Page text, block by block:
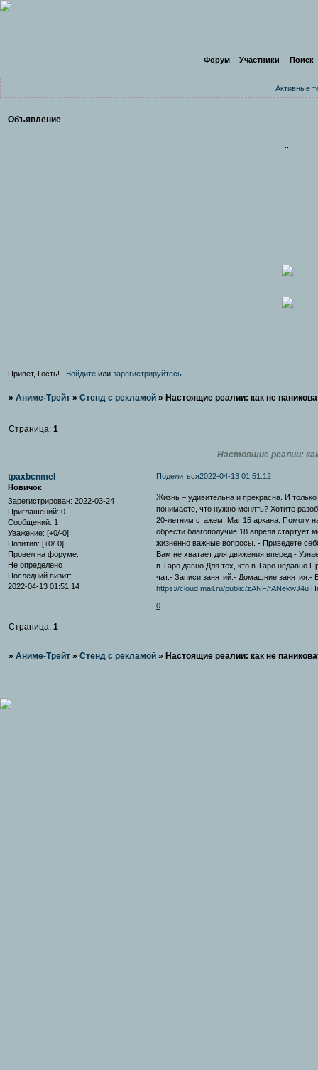
Форум Участники Поиск
Активные
Объявление
Привет, Гость! Войдитеили зарегистрируйтесь.
»Аниме-Трейт »Стенд с рекламой »Настоящие реалии: как не
Настоящие реалии:
Страница:1
Поделиться2022-04-13 01:51:12
tpaxbcnmel
Новичок
Зарегистрирован: 2022-03-24
Приглашений: 0
Сообщений: 1
Уважение: [+0/-0]
Позитив: [+0/-0]
Провел на форуме:
Не определено
Последний визит:
2022-04-13 01:51:14
Жизнь – удивительна и прекрасна. И
понимаете, что нужно менять? Хотите
20-летним стажем. Маг 15 аркана. Помогу
обрести благополучие 18 апреля
жизненно важные вопросы. - Приведете
Вам не хватает для движения вперед -
в Таро давно Для тех, кто в Таро недавно
чат.- Записи занятий.- Домашние
https://cloud.mail.ru/public/zANF/fANekwJ4u
0
Страница:1
»Аниме-Трейт »Стенд с рекламой » Настоящие реалии: как не